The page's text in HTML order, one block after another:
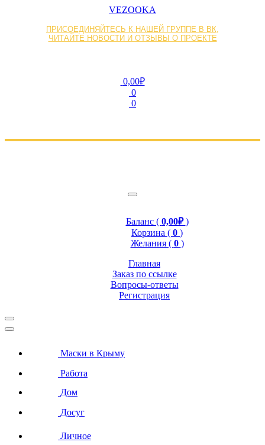
VEZOOKA
ПРИСОЕДИНЯЙТЕСЬ К НАШЕЙ ГРУППЕ В ВК,
ЧИТАЙТЕ НОВОСТИ И ОТЗЫВЫ О ПРОЕКТЕ
0,00₽
0
0
Баланс ( 0,00₽)
Корзина ( 0 )
Желания ( 0 )
Главная
Заказ по ссылке
Вопросы-ответы
Регистрация
Маски в Крыму
Работа
Дом
Досуг
Личное